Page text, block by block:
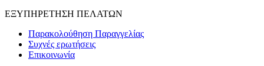
ΕΞΥΠΗΡΕΤΗΣΗ ΠΕΛΑΤΩΝ
Παρακολούθηση Παραγγελίας
Συχνές ερωτήσεις
Επικοινωνία